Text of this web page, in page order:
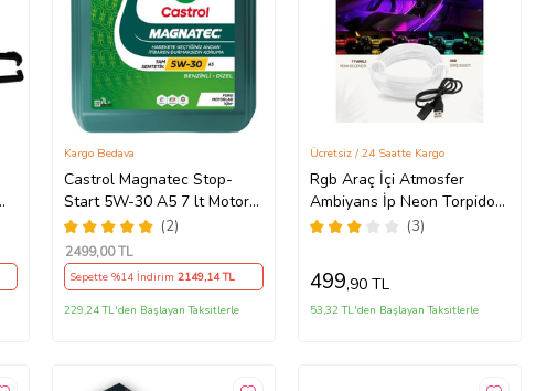
Castrol Magnatec Stop-
Start 5W-30 A5 7 lt Motor
Yağı Ü.T 2024 (2)
Kargo Bedava
2499,00 TL
Sepette %14 İndirim2149,14 TL
229,24 TL'den Başlayan Taksitlerle
Rgb Araç İçi Atmosfer
Ambiyans İp Neon Torpido
Led 3 Metre USB Girişli
(3)
Ücretsiz / 24 Saatte Kargo
499,90 TL
53,32 TL'den Başlayan Taksitlerle